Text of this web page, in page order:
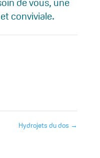
conviviale.
Hydrojets du dos →